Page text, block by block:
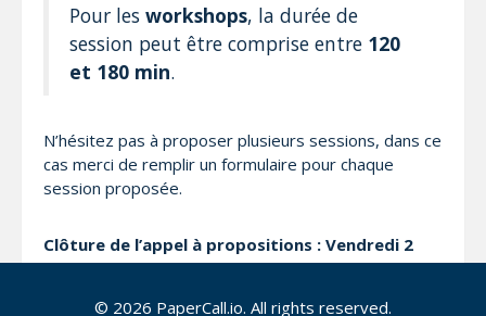
Pour les workshops, la durée de
session peut être comprise entre 120
et 180 min.
N’hésitez pas à proposer plusieurs sessions, dans ce
cas merci de remplir un formulaire pour chaque
session proposée.
Clôture de l’appel à propositions : Vendredi 2
mars 2018.
© 2026 PaperCall.io. All rights reserved.